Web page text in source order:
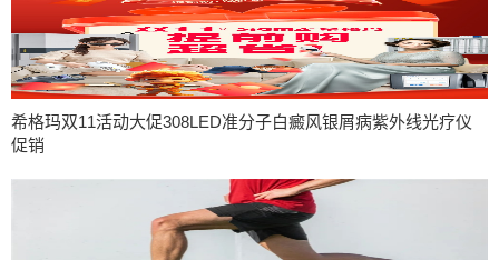
希格玛双11活动大促308LED准分子白癜风银屑病紫外线光疗仪
促销